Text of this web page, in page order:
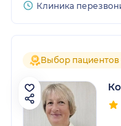
Клиника
Выбор пациентов